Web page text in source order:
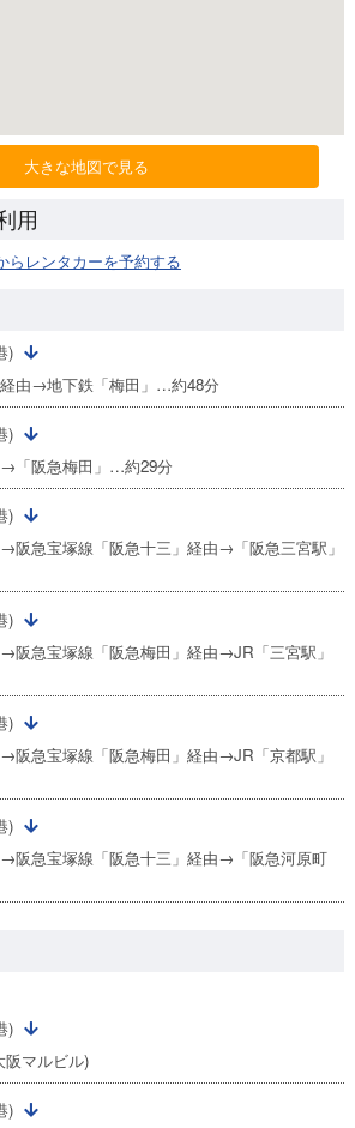
大きな地図で見る
用
らレンタカーを予約する
)
由→地下鉄「梅田」…約48分
)
「阪急梅田」…約29分
)
阪急宝塚線「阪急十三」経由→「阪急三宮駅」
)
阪急宝塚線「阪急梅田」経由→JR「三宮駅」
)
阪急宝塚線「阪急梅田」経由→JR「京都駅」
)
阪急宝塚線「阪急十三」経由→「阪急河原町
)
阪マルビル)
)